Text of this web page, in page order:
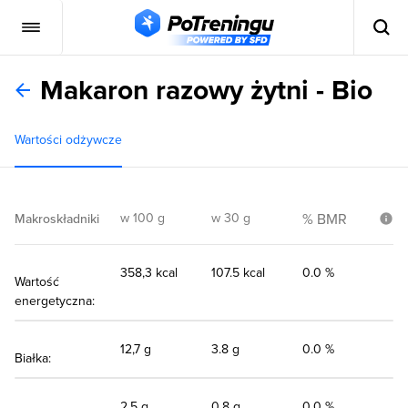
Makaron razowy żytni - Bio
Wartości odżywcze
Makroskładniki w 100 g w 30 g % BMR
Wartość
energetyczna:
358,3 kcal 107.5 kcal 0.0 %
Białka:
12,7 g 3.8 g 0.0 %